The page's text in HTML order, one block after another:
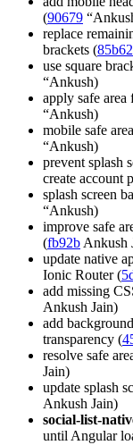
(90679
replace
brackets (85b62
use square
“Ankush)
apply safe area
“Ankush)
mobile safe
“Ankush)
prevent splash
create account
splash screen
“Ankush)
improve safe
(fb92b Ankush
update native
Ionic Router (
add missing
Ankush Jain)
add
transparency (
resolve safe
Jain)
update splash
Ankush Jain)
social-list-
until Angular